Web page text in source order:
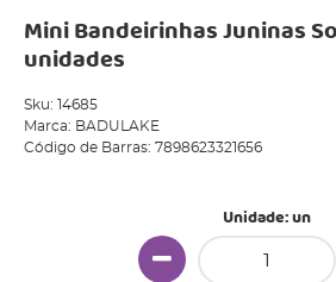
Mini Bandeirinhas Juninas
unidades
Sku:
14685
Marca: BADULAKE
Código de Barras: 7898623321656
Unidade: un